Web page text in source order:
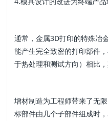
通常，金属3D打印的特殊冶
能产生完全致密的打印部件
于热处理和测试方向）相比
增材制造为工程师带来了无
标部件由几个子部件组成时